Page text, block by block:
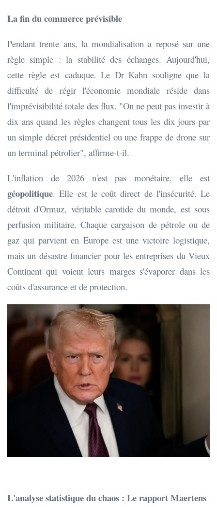
La fin du commerce prévisible
Pendant trente ans, la mondialisation a reposé sur une
règle simple : la stabilité des échanges. Aujourd'hui,
cette règle est caduque. Le Dr Kahn souligne que la
difficulté de régir l'économie mondiale réside dans
l'imprévisibilité totale des flux. "On ne peut pas investir à
dix ans quand les règles changent tous les dix jours par
un simple décret présidentiel ou une frappe de drone sur
un terminal pétrolier", affirme-t-il.
L'inflation de 2026 n'est pas monétaire, elle est
géopolitique. Elle est le coût direct de l'insécurité. Le
détroit d'Ormuz, véritable carotide du monde, est sous
perfusion militaire. Chaque cargaison de pétrole ou de
gaz qui parvient en Europe est une victoire logistique,
mais un désastre financier pour les entreprises du Vieux
Continent qui voient leurs marges s'évaporer dans les
coûts d'assurance et de protection.
L'analyse statistique du chaos : Le rapport Maertens